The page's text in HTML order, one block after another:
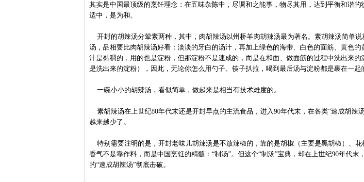
其实是中国最顶级的烹饪理念：在五味杂陈中，尽调和之能事，物尽其用，达到平衡和谐的
适中，是为和。
开封的胡辣汤分荤素两种，其中，肉胡辣汤以州桥羊肉胡辣汤最为著名。素胡辣汤简单说
汤，品相要比肉胡辣汤好看：淡淡的牙白的汤汁，再加上绿色的海带、白色的面筋、黄色的
汁是黏稠的，用的也是淀粉，但那淀粉不是速成的，而是在和面、做面筋的过程中洗出来的
是洗出来的淀粉），因此，无论你怎么用勺子、筷子扒拉，喝到最后汤与淀粉都是裹在一起
一碗小小的胡辣汤，看似简单，做起来是相当有技术难度的。
素胡辣汤在上世纪80年代末还是开封早点的主流食品，进入90年代末，在各类“速成胡辣
越来越少了。
特别需要注明的是，开封老味儿胡辣汤是不放辣椒的，靠的是胡椒（主要是黑胡椒）、花
香气不是靠作料，而是中国烹饪的精髓：“制汤”。但这个“制汤”宝典，却在上世纪90年代末
的“速成胡辣汤”彻底击破。